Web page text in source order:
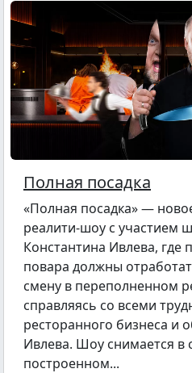
Полная посадка
«Полная посадка» —
реалити-шоу с участием
Константина Ивлева,
повара должны
смену в переполненном
справляясь со всеми
ресторанного бизнеса и
Ивлева. Шоу снимается в
построенном...